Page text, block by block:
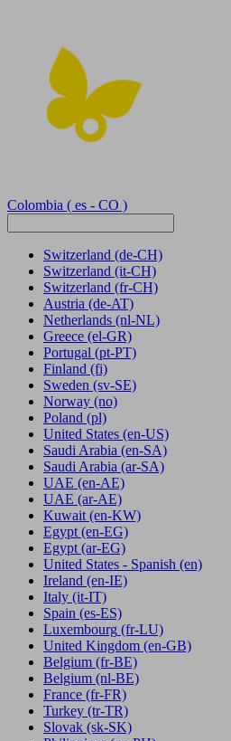
Colombia ( es - CO )
Switzerland (de-CH)
Switzerland (it-CH)
Switzerland (fr-CH)
Austria (de-AT)
Netherlands (nl-NL)
Greece (el-GR)
Portugal (pt-PT)
Finland (fi)
Sweden (sv-SE)
Norway (no)
Poland (pl)
United States (en-US)
Saudi Arabia (en-SA)
Saudi Arabia (ar-SA)
UAE (en-AE)
UAE (ar-AE)
Kuwait (en-KW)
Egypt (en-EG)
Egypt (ar-EG)
United States - Spanish (en)
Ireland (en-IE)
Italy (it-IT)
Spain (es-ES)
Luxembourg (fr-LU)
United Kingdom (en-GB)
Belgium (fr-BE)
Belgium (nl-BE)
France (fr-FR)
Turkey (tr-TR)
Slovak (sk-SK)